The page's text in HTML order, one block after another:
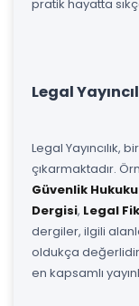
pratik hayatta
Legal
Legal Yayıncılık,
çıkarmaktadır.
Güvenlik
Dergisi, Legal
dergiler, ilgili
oldukça
en kapsamlı